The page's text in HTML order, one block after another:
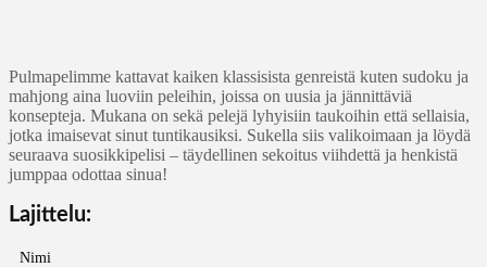
Pulmapelimme kattavat kaiken klassisista genreistä kuten sudoku ja
mahjong aina luoviin peleihin, joissa on uusia ja jännittäviä
konsepteja. Mukana on sekä pelejä lyhyisiin taukoihin että sellaisia,
jotka imaisevat sinut tuntikausiksi. Sukella siis valikoimaan ja löydä
seuraava suosikkipelisi – täydellinen sekoitus viihdettä ja henkistä
jumppaa odottaa sinua!
Lajittelu:
Nimi